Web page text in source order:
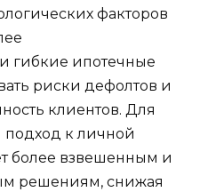
факторов
гибкие ипотечные
риски дефолтов и
клиентов. Для
к личной
более взвешенным и
решениям, снижая